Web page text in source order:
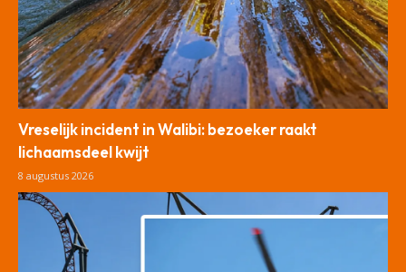
Vreselijk incident in Walibi: bezoeker raakt
lichaamsdeel kwijt
8 augustus 2026